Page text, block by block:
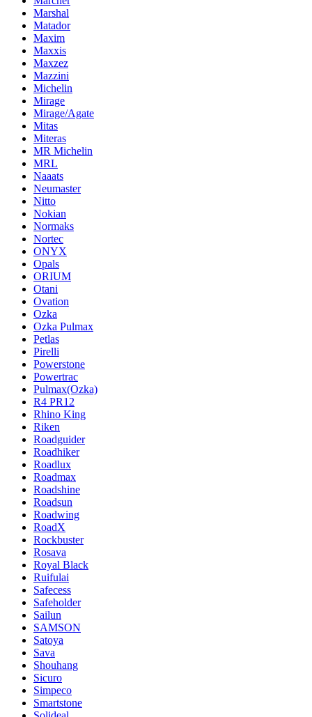
Marshal
Matador
Maxim
Maxxis
Maxzez
Mazzini
Michelin
Mirage
Mirage/Agate
Mitas
Miteras
MR Michelin
MRL
Naaats
Neumaster
Nitto
Nokian
Normaks
Nortec
ONYX
Opals
ORIUM
Otani
Ovation
Ozka
Ozka Pulmax
Petlas
Pirelli
Powerstone
Powertrac
Pulmax(Ozka)
R4 PR12
Rhino King
Riken
Roadguider
Roadhiker
Roadlux
Roadmax
Roadshine
Roadsun
Roadwing
RoadX
Rockbuster
Rosava
Royal Black
Ruifulai
Safecess
Safeholder
Sailun
SAMSON
Satoya
Sava
Shouhang
Sicuro
Simpeco
Smartstone